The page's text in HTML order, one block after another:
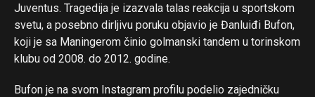
Juventus. Tragedija je izazvala talas reakcija u sportskom
svetu, a posebno dirljivu poruku objavio je Đanluiđi Bufon,
koji je sa Maningerom činio golmanski tandem u torinskom
klubu od 2008. do 2012. godine.
Bufon je na svom Instagram profilu podelio zajedničku